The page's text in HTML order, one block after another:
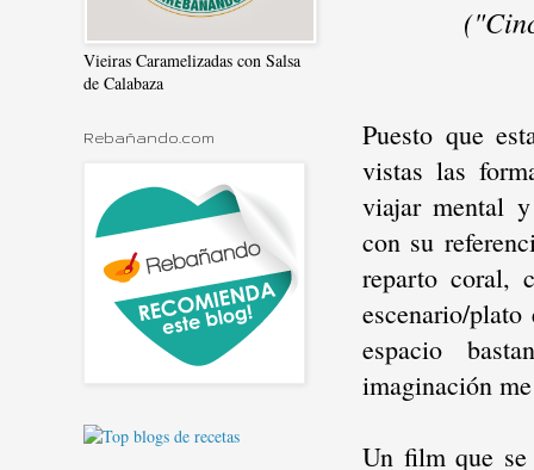
Puesto que
vistas las
viajar mental
con su
reparto coral,
escenario/
espacio
imaginación
Un film que se
Vieiras Caramelizadas con Salsa
de Calabaza
Rebañando.com